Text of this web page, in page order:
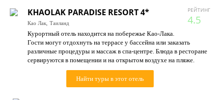
Цены дня
Страны
Как купить
Контакты
РЕЙТИНГ
4.5
KHAOLAK PARADISE RESORT 4*
Као Лак, Таиланд
Курортный отель находится на побережье Као-Лака.
Гости могут отдохнуть на террасе у бассейна или заказать
различные процедуры и массаж в спа-центре. Блюда в ресторане
сервируются в помещении и на открытом воздухе на пляже.
Найти туры в этот отель